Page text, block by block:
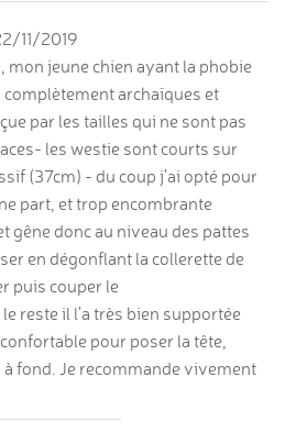
11/2019
mon jeune chien ayant la phobie
archaïques et
par les tailles qui ne sont pas
les westie sont courts sur
(37cm) - du coup j'ai opté pour
part, et trop encombrante
gêne donc au niveau des pattes
en dégonflant la collerette de
puis couper le
reste il l'a très bien supportée
pour poser la tête,
fond. Je recommande vivement